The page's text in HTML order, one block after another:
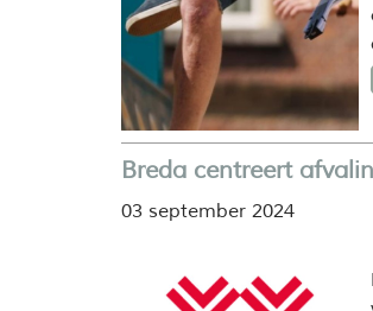
Breda centreert
03 september 2024